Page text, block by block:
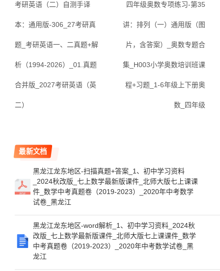
考研英语（二）自测手译
本：通用版-306_27考研真
题_考研英语一、二真题+解
析（1994-2026）_01.真题
合并版_2027考研英语（英
二）
四年级奥数专项练习-第35
讲：排列（一）通用版（图
片，含答案）_奥数专题合
集_H003小学奥数培训班课
程+习题_1-6年级上下册奥
数_四年级
最新文档
黑龙江龙东地区-扫描真题+答案_1、初中学习资料
_2024秋改版_七上数学最新版课件_北师大版七上课课
件_数学中考真题卷（2019-2023）_2020年中考数学
试卷_黑龙江
黑龙江龙东地区-word解析_1、初中学习资料_2024秋
改版_七上数学最新版课件_北师大版七上课课件_数学
中考真题卷（2019-2023）_2020年中考数学试卷_黑
龙江